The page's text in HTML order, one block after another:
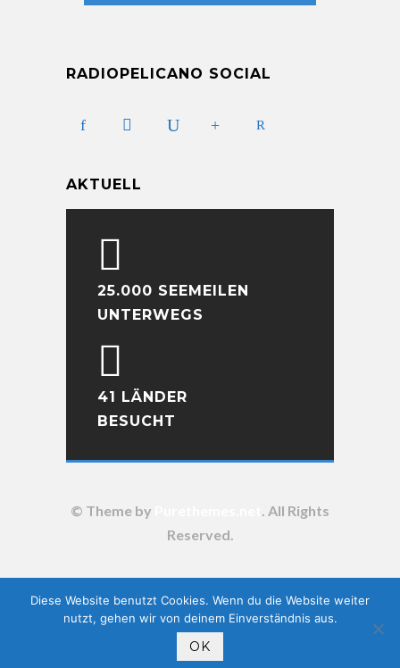
RADIOPELICANO SOCIAL
AKTUELL
25.000 SEEMEILEN
UNTERWEGS
41 LÄNDER
BESUCHT
© Theme by
. All Rights
Reserved.
Diese Website benutzt Cookies. Wenn du die Website weiter
nutzt, gehen wir von deinem Einverständnis aus.
OK